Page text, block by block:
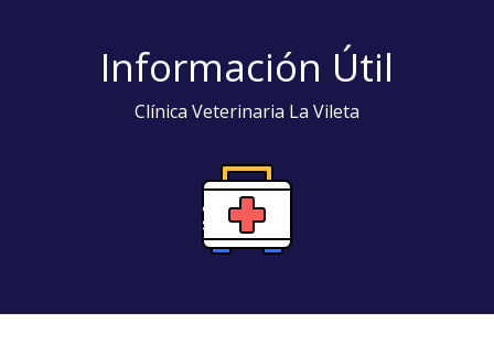
Información Útil
Clínica Veterinaria La Vileta